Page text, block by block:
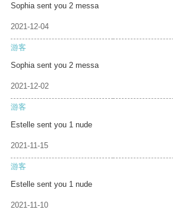
Sophia sent you 2 messa
2021-12-04
游客
Sophia sent you 2 messa
2021-12-02
游客
Estelle sent you 1 nude
2021-11-15
游客
Estelle sent you 1 nude
2021-11-10